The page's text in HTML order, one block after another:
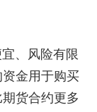
、风险有限
金用于购买
货合约更多